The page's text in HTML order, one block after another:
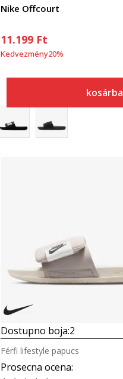
Nike Offcourt
11.199 Ft
Kedvezmény20%
kosárba
Összehasonlítás
Dostupno boja:2
Prosecna ocena:
Férfi lifestyle papucs